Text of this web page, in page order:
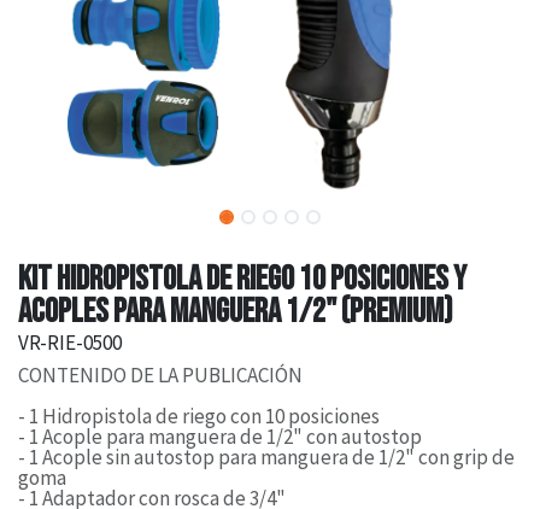
KIT HIDROPISTOLA DE RIEGO 10 POSICIONES Y
ACOPLES PARA MANGUERA 1/2" (PREMIUM)
VR-RIE-0500
CONTENIDO DE LA PUBLICACIÓN
- 1 Hidropistola de riego con 10 posiciones
- 1 Acople para manguera de 1/2" con autostop
- 1 Acople sin autostop para manguera de 1/2" con grip de
goma
- 1 Adaptador con rosca de 3/4"